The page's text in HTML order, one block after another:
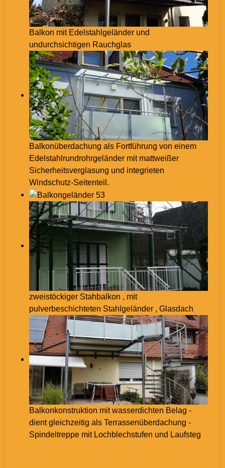
Balkon mit Edelstahlgeländer und
undurchsichtigen Rauchglas
Balkonüberdachung als Fortführung von einem
Edelstahlrundrohrgeländer mit mattweißer
Sicherheitsverglasung und integrieten
Windschutz-Seitenteil.
zweistöckiger Stahbalkon , mit
pulverbeschichteten Stahlgeländer , Glasdach
Balkonkonstruktion mit wasserdichten Belag -
dient gleichzeitig als Terrassenüberdachung -
Spindeltreppe mit Lochblechstufen und Laufsteg